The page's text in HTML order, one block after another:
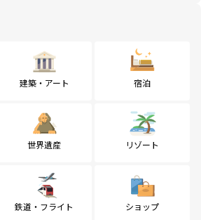
建築・アート 宿泊
世界遺産 リゾート
鉄道・フライト ショップ